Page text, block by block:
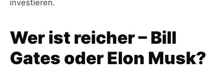
investieren.
Wer ist reicher – Bill
Gates oder Elon Musk?